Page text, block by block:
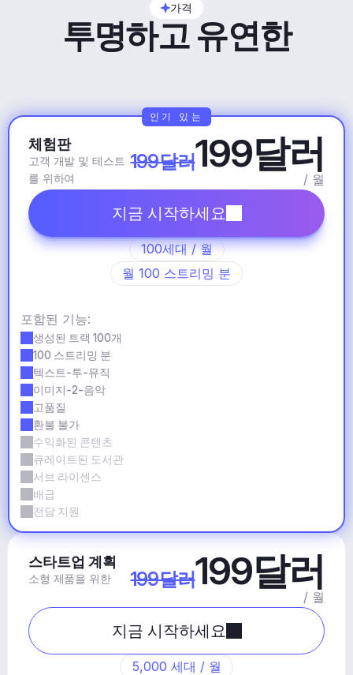
가격
투명하고 유연한
체험판
고객 개발 및 테스트
를 위하여
199달러199달러
/ 월
지금 시작하세요
100세대 / 월
월 100 스트리밍 분
포함된 기능:
생성된 트랙 100개
100 스트리밍 분
텍스트-투-뮤직
이미지-2-음악
고품질
환불 불가
수익화된 콘텐츠
큐레이트된 도서관
서브 라이센스
배급
전담 지원
인기 있는
스타트업 계획
소형 제품을 위한 199달러199달러
/ 월
지금 시작하세요
5,000 세대 / 월